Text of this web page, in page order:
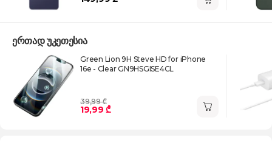
ერთად უკეთესია
Green Lion 9H Steve HD for iPhone
16e - Clear GN9HSGISE4CL
39,99 ₾
19,99 ₾